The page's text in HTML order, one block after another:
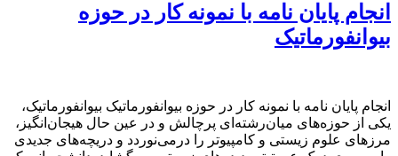
انجام پایان نامه با نمونه کار در حوزه
بیوانفورماتیک
انجام پایان نامه با نمونه کار در حوزه بیوانفورماتیک بیوانفورماتیک،
یکی از حوزه‌های میان‌رشته‌ای پرچالش و در عین حال هیجان‌انگیز،
مرزهای علوم زیستی و کامپیوتر را درمی‌نوردد و دریچه‌های جدیدی